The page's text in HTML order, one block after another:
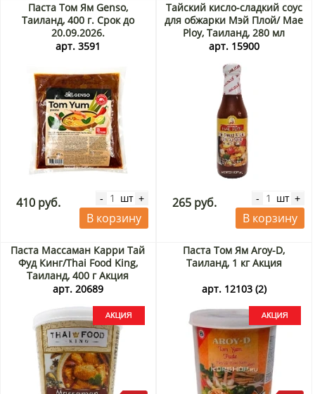
Паста Том Ям Genso,
Таиланд, 400 г. Срок до
20.09.2026.
арт. 3591
410 руб. - шт +
В корзину
Тайский кисло-сладкий соус
для обжарки Мэй Плой/ Mae
Ploy, Таиланд, 280 мл
арт. 15900
265 руб. - шт +
В корзину
Паста Массаман Карри Тай
Фуд Кинг/Thai Food King,
Таиланд, 400 г Акция
арт. 20689
Паста Том Ям Aroy-D,
Таиланд, 1 кг Акция
арт. 12103 (2)